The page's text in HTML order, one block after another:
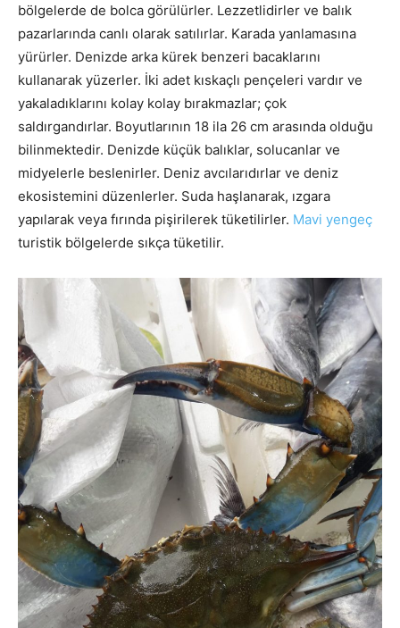
bölgelerde de bolca görülürler. Lezzetlidirler ve balık
pazarlarında canlı olarak satılırlar. Karada yanlamasına
yürürler. Denizde arka kürek benzeri bacaklarını
kullanarak yüzerler. İki adet kıskaçlı pençeleri vardır ve
yakaladıklarını kolay kolay bırakmazlar; çok
saldırgandırlar. Boyutlarının 18 ila 26 cm arasında olduğu
bilinmektedir. Denizde küçük balıklar, solucanlar ve
midyelerle beslenirler. Deniz avcılarıdırlar ve deniz
ekosistemini düzenlerler. Suda haşlanarak, ızgara
yapılarak veya fırında pişirilerek tüketilirler. Mavi yengeç
turistik bölgelerde sıkça tüketilir.